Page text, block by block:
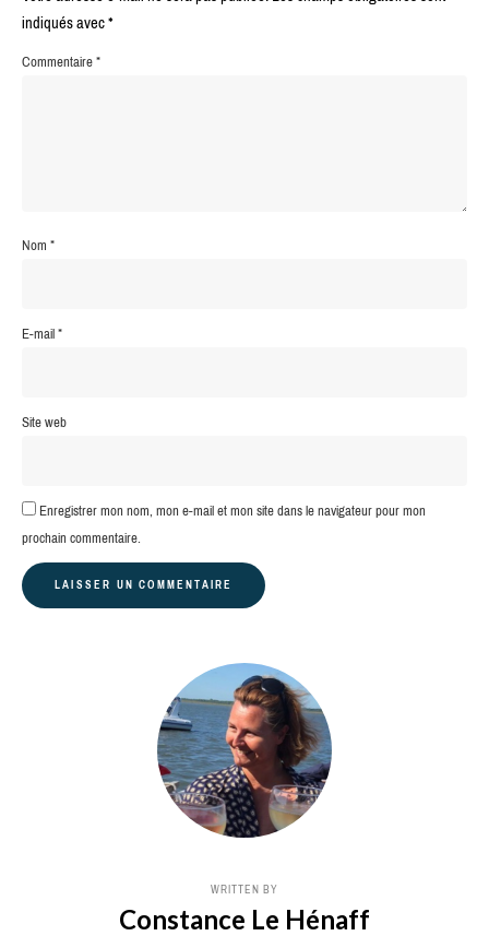
indiqués avec*
Commentaire*
Nom*
E-mail*
Site web
Enregistrer mon nom, mon e-mail et mon site dans le navigateur pour mon
prochain commentaire.
WRITTEN BY
Constance Le Hénaff